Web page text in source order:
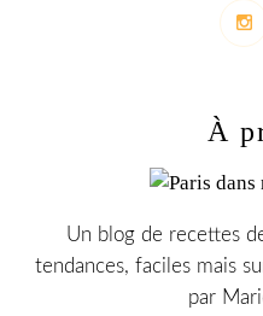
À
Un blog de recettes
tendances, faciles mais
par